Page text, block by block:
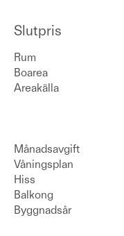
Slutpris
Rum
Boarea
Areakälla
Månadsavgift
Våningsplan
Hiss
Balkong
Byggnadsår